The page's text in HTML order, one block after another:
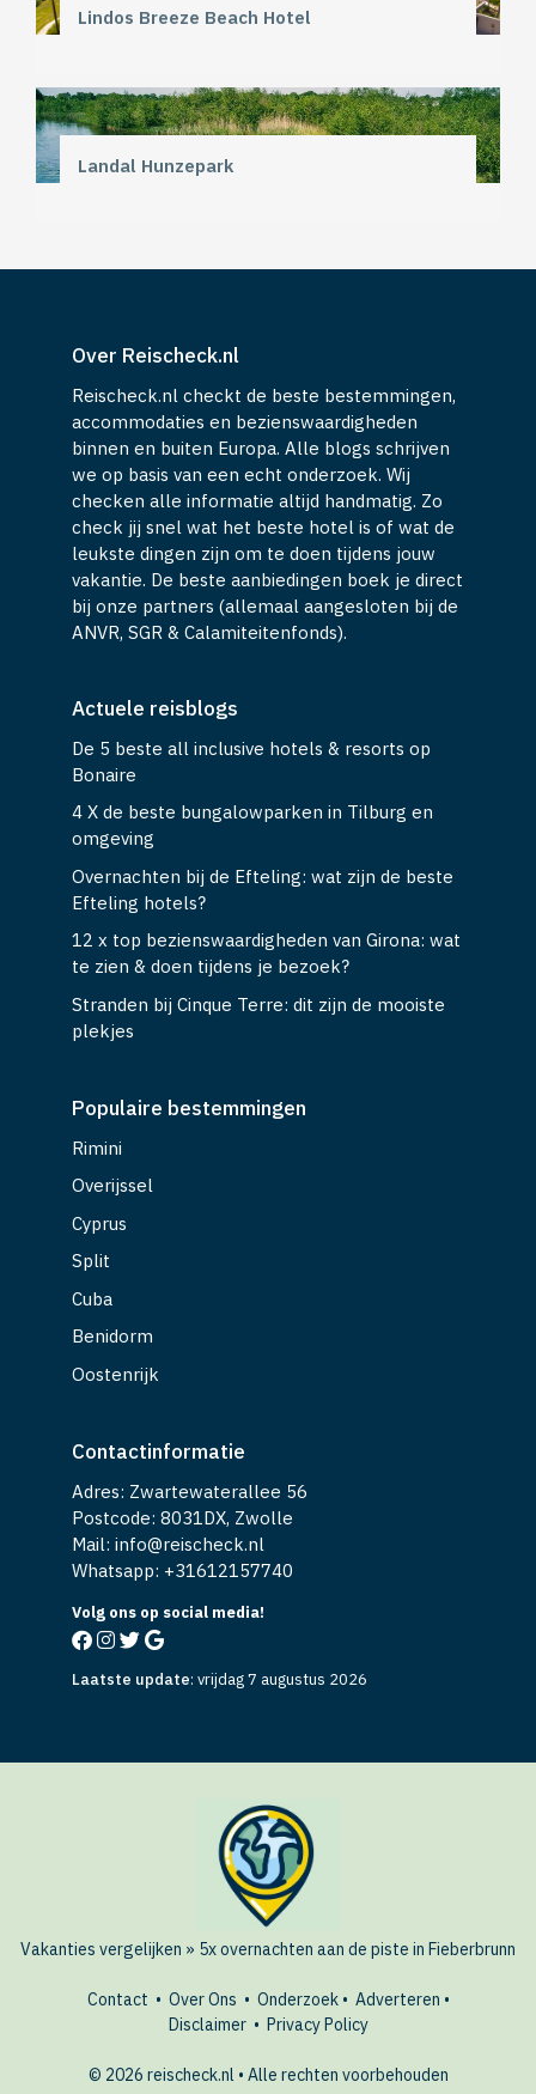
Lindos Breeze Beach Hotel
Landal Hunzepark
Over Reischeck.nl
Reischeck.nl checkt de beste bestemmingen,
accommodaties en bezienswaardigheden
binnen en buiten Europa. Alle blogs schrijven
we op basis van een echt onderzoek. Wij
checken alle informatie altijd handmatig. Zo
check jij snel wat het beste hotel is of wat de
leukste dingen zijn om te doen tijdens jouw
vakantie. De beste aanbiedingen boek je direct
bij onze partners (allemaal aangesloten bij de
ANVR, SGR & Calamiteitenfonds).
Actuele reisblogs
De 5 beste all inclusive hotels & resorts op
Bonaire
4 X de beste bungalowparken in Tilburg en
omgeving
Overnachten bij de Efteling: wat zijn de beste
Efteling hotels?
12 x top bezienswaardigheden van Girona: wat
te zien & doen tijdens je bezoek?
Stranden bij Cinque Terre: dit zijn de mooiste
plekjes
Populaire bestemmingen
Rimini
Overijssel
Cyprus
Split
Cuba
Benidorm
Oostenrijk
Contactinformatie
Adres: Zwartewaterallee 56
Postcode: 8031DX, Zwolle
Mail: info@reischeck.nl
Whatsapp: +31612157740
Volg ons op social media!
Laatste update: vrijdag 7 augustus 2026
Vakanties vergelijken » 5x overnachten aan de piste in Fieberbrunn
Contact • Over Ons • Onderzoek• Adverteren •
Disclaimer• Privacy Policy
© 2026 reischeck.nl • Alle rechten voorbehouden